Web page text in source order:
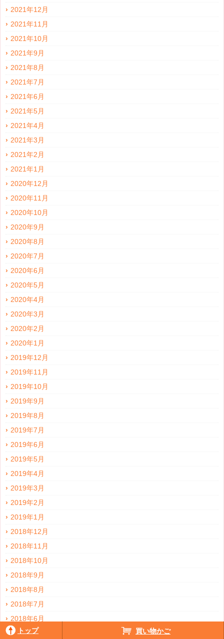
2021年12月
2021年11月
2021年10月
2021年9月
2021年8月
2021年7月
2021年6月
2021年5月
2021年4月
2021年3月
2021年2月
2021年1月
2020年12月
2020年11月
2020年10月
2020年9月
2020年8月
2020年7月
2020年6月
2020年5月
2020年4月
2020年3月
2020年2月
2020年1月
2019年12月
2019年11月
2019年10月
2019年9月
2019年8月
2019年7月
2019年6月
2019年5月
2019年4月
2019年3月
2019年2月
2019年1月
2018年12月
2018年11月
2018年10月
2018年9月
2018年8月
2018年7月
2018年6月
2018年5月
トップ 買い物かご